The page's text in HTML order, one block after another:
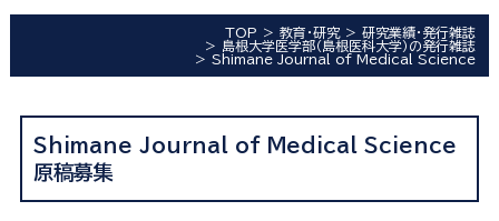
TOP 教育・研究
研究業績・発行雑誌
島根大学医学部（島根医科大学）の発行雑誌
Shimane Journal of Medical Science
Shimane Journal of Medical Science
原稿募集